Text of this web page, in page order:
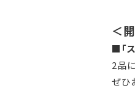
＜
■「
2品
ぜひ